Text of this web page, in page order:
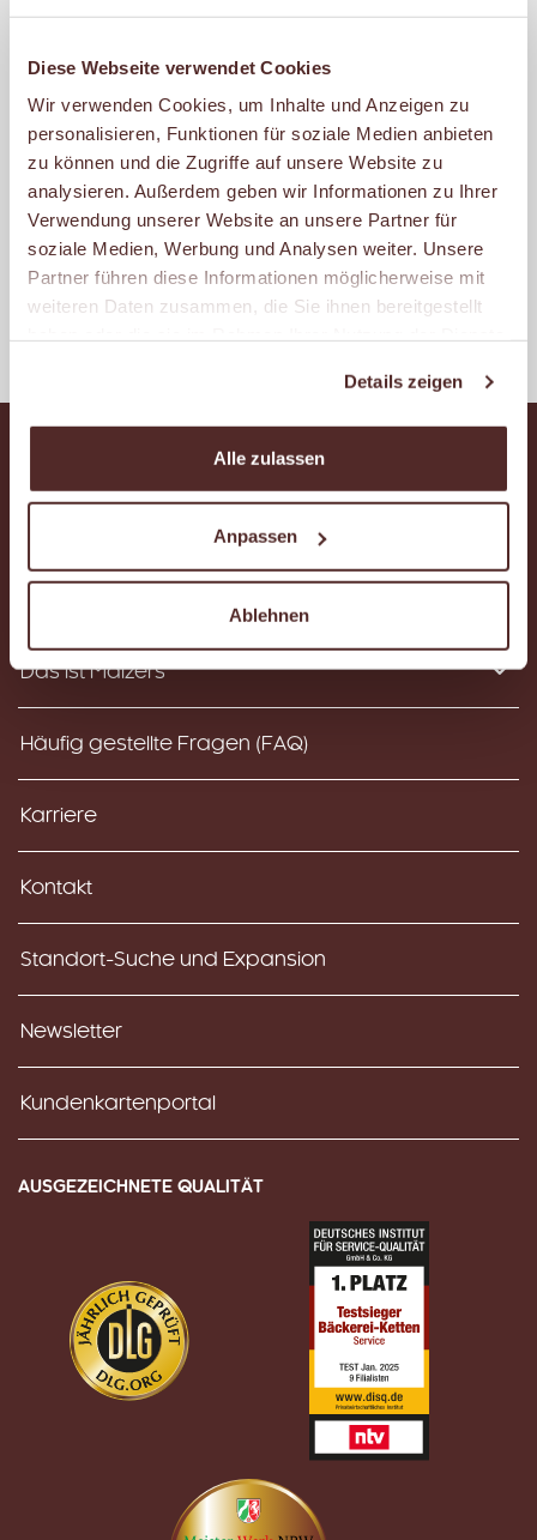
Diese Webseite verwendet Cookies
Wir verwenden Cookies, um Inhalte und Anzeigen zu
personalisieren, Funktionen für soziale Medien anbieten
zu können und die Zugriffe auf unsere Website zu
analysieren. Außerdem geben wir Informationen zu Ihrer
Verwendung unserer Website an unsere Partner für
soziale Medien, Werbung und Analysen weiter. Unsere
Partner führen diese Informationen möglicherweise mit
weiteren Daten zusammen, die Sie ihnen bereitgestellt
Details zeigen
Alle zulassen
Anpassen
Ablehnen
persönlich die extra lange Teigführung,
die unseren Brötchen den besonderen
Geschmack gibt.
Aus über 30 unterschiedlichen
Brötchensorten findet somit jeder sein
ganz eigenes Frühstücksvergnügen.
Das ist Malzers
Häufig gestellte Fragen (FAQ)
Karriere
Kontakt
Standort-Suche und Expansion
Newsletter
Kundenkartenportal
AUSGEZEICHNETE QUALITÄT